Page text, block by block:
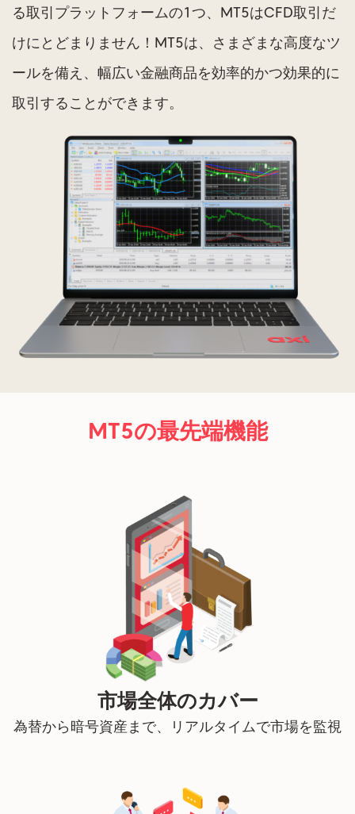
る取引プラットフォームの1つ、MT5はCFD取引だ
けにとどまりません！MT5は、さまざまな高度なツ
ールを備え、幅広い金融商品を効率的かつ効果的に
取引することができます。
MT5の最先端機能
市場全体のカバー
為替から暗号資産まで、リアルタイムで市場を監視